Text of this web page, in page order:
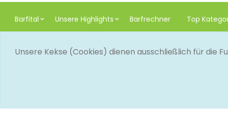
Barfital Unsere Highlights Barfrechner Top
Unsere Kekse (Cookies) dienen ausschließlich für die